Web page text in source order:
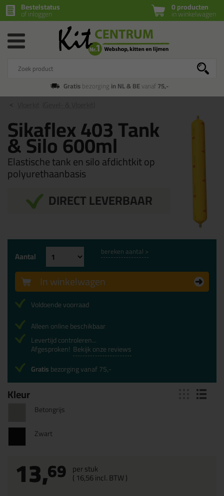
0 producten
in winkelwagen
Bestelstatus
of inloggen
Gratisbezorging in NL & BEvanaf75,-
Sikaflex 403 Tank
& Silo 600ml
Elastische tank en silo afdichtkit op
polyurethaanbasis
DIRECT LEVERBAAR
Kleur
Betongrijs
Zwart
13,69 per stuk
( 16,56incl. BTW )
Aantal bereken aantal >
In winkelwagen
Voldoende voorraad
Alleen online beschikbaar
Levertijd controleren...
Afgesproken! Bekijk onze reviews
Gratisbezorging vanaf 75,-